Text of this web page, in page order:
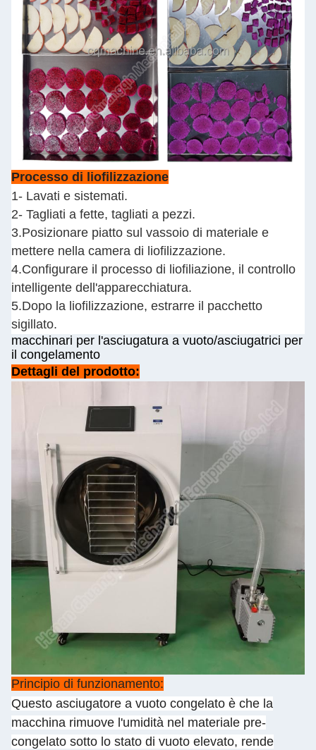
Processo di liofilizzazione
1- Lavati e sistemati.
2- Tagliati a fette, tagliati a pezzi.
3.Posizionare piatto sul vassoio di materiale e
mettere nella camera di liofilizzazione.
4.Configurare il processo di liofiliazione, il controllo
intelligente dell'apparecchiatura.
5.Dopo la liofilizzazione, estrarre il pacchetto
sigillato.
macchinari per l'asciugatura a vuoto/asciugatrici per
il congelamento
Dettagli del prodotto:
Principio di funzionamento:
Questo asciugatore a vuoto congelato è che la
macchina rimuove l'umidità nel materiale pre-
congelato sotto lo stato di vuoto elevato, rende